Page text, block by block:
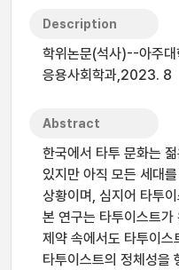
Description
학위논문(석사)--아주대
응용사회학과,2023. 8
Abstract
한국에서 타투 문화는
있지만 아직 모든 세대
상황이며, 심지어 타투
본 연구는 타투이스트
제약 속에서도 타투이
타투이스트의 정체성을